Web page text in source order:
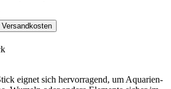
eignet sich hervorragend, um Aquarien-